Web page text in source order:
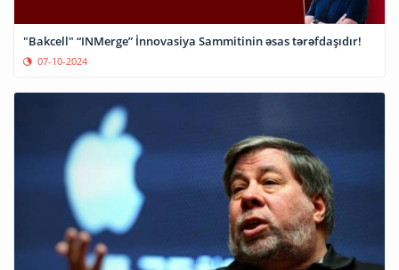
"Bakcell" “INMerge” İnnovasiya Sammitinin əsas tərəfdaşıdır!
07-10-2024